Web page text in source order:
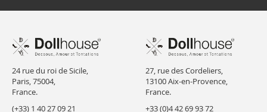
24 rue du roi de Sicile,
Paris, 75004,
France.
(+33) 1 40 27 09 21
27, rue des Cordeliers,
13100 Aix-en-Provence,
France.
+33 (0)4 42 69 93 72